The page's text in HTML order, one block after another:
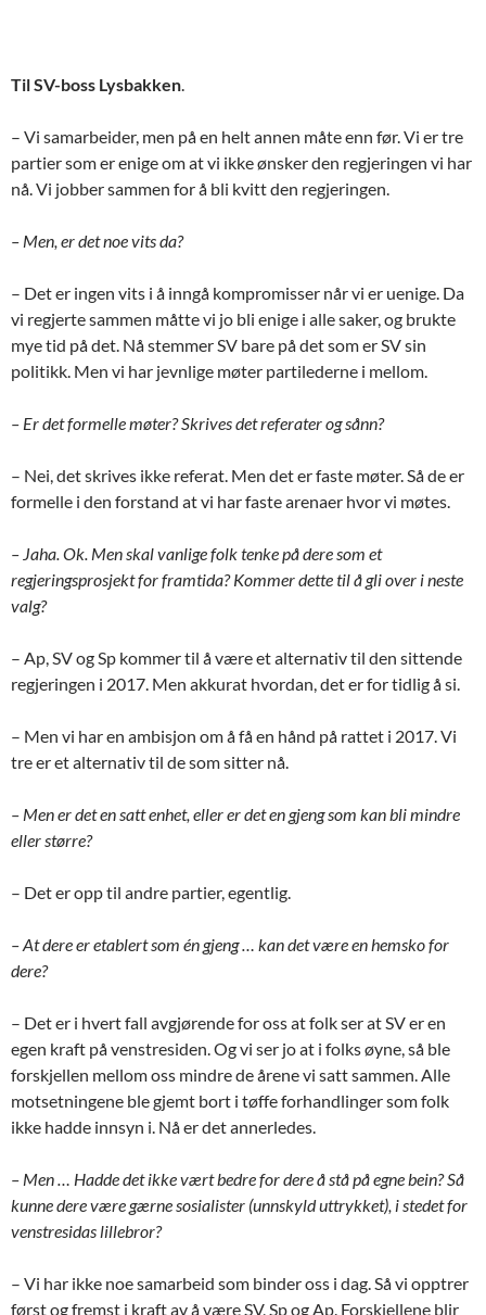
Til SV-boss Lysbakken.
– Vi samarbeider, men på en helt annen måte enn før. Vi er tre
partier som er enige om at vi ikke ønsker den regjeringen vi har
nå. Vi jobber sammen for å bli kvitt den regjeringen.
– Men, er det noe vits da?
– Det er ingen vits i å inngå kompromisser når vi er uenige. Da
vi regjerte sammen måtte vi jo bli enige i alle saker, og brukte
mye tid på det. Nå stemmer SV bare på det som er SV sin
politikk. Men vi har jevnlige møter partilederne i mellom.
– Er det formelle møter? Skrives det referater og sånn?
– Nei, det skrives ikke referat. Men det er faste møter. Så de er
formelle i den forstand at vi har faste arenaer hvor vi møtes.
– Jaha. Ok. Men skal vanlige folk tenke på dere som et
regjeringsprosjekt for framtida? Kommer dette til å gli over i neste
valg?
– Ap, SV og Sp kommer til å være et alternativ til den sittende
regjeringen i 2017. Men akkurat hvordan, det er for tidlig å si.
– Men vi har en ambisjon om å få en hånd på rattet i 2017. Vi
tre er et alternativ til de som sitter nå.
– Men er det en satt enhet, eller er det en gjeng som kan bli mindre
eller større?
– Det er opp til andre partier, egentlig.
– At dere er etablert som én gjeng … kan det være en hemsko for
dere?
– Det er i hvert fall avgjørende for oss at folk ser at SV er en
egen kraft på venstresiden. Og vi ser jo at i folks øyne, så ble
forskjellen mellom oss mindre de årene vi satt sammen. Alle
motsetningene ble gjemt bort i tøffe forhandlinger som folk
ikke hadde innsyn i. Nå er det annerledes.
– Men … Hadde det ikke vært bedre for dere å stå på egne bein? Så
kunne dere være gærne sosialister (unnskyld uttrykket), i stedet for
venstresidas lillebror?
– Vi har ikke noe samarbeid som binder oss i dag. Så vi opptrer
først og fremst i kraft av å være SV, Sp og Ap. Forskjellene blir